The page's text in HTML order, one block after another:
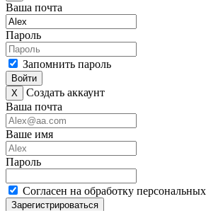
Ваша почта
Пароль
Запомнить пароль
Войти
X
Создать аккаунт
Ваша почта
Ваше имя
Пароль
Согласен на обработку
Зарегистрироваться